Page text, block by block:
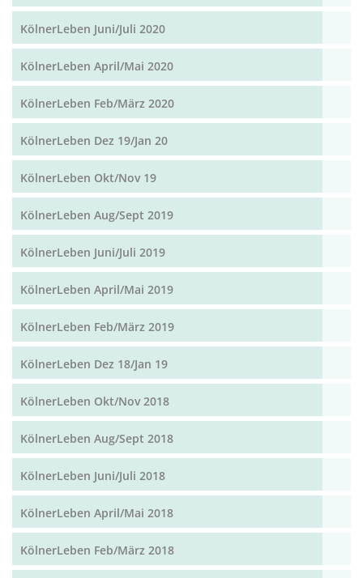
KölnerLeben Juni/Juli 2020
KölnerLeben April/Mai 2020
KölnerLeben Feb/März 2020
KölnerLeben Dez 19/Jan 20
KölnerLeben Okt/Nov 19
KölnerLeben Aug/Sept 2019
KölnerLeben Juni/Juli 2019
KölnerLeben April/Mai 2019
KölnerLeben Feb/März 2019
KölnerLeben Dez 18/Jan 19
KölnerLeben Okt/Nov 2018
KölnerLeben Aug/Sept 2018
KölnerLeben Juni/Juli 2018
KölnerLeben April/Mai 2018
KölnerLeben Feb/März 2018